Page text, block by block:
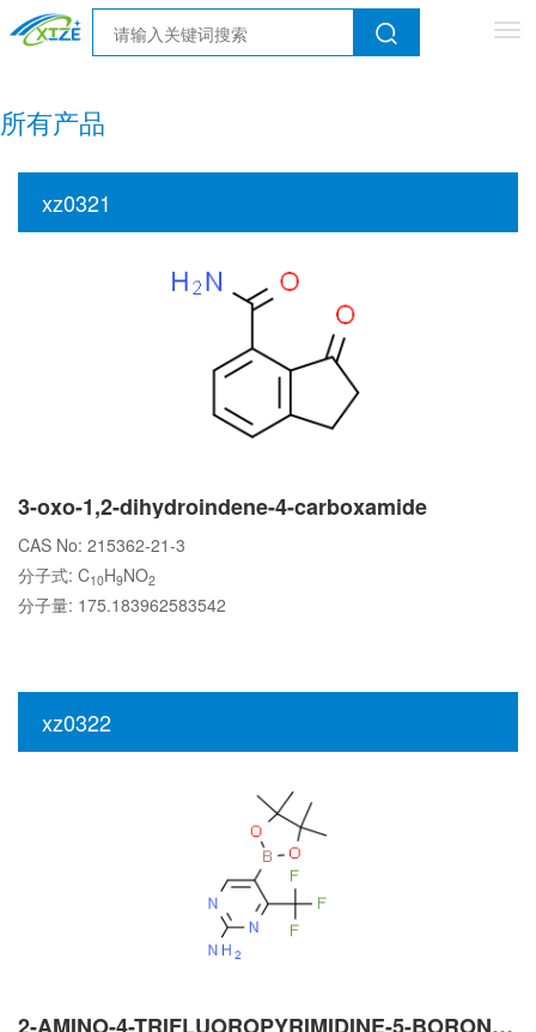
所有产品
xz0321
3-oxo-1,2-dihydroindene-4-carboxamide
CAS No: 215362-21-3
分子式: C10H9NO2
分子量: 175.183962583542
xz0322